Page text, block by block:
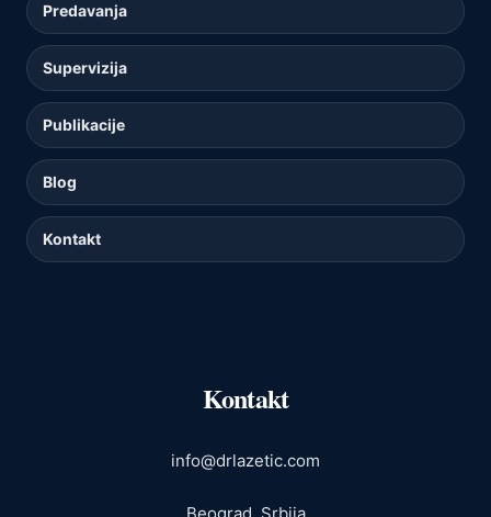
Predavanja
Supervizija
Publikacije
Blog
Kontakt
Kontakt
info@drlazetic.com